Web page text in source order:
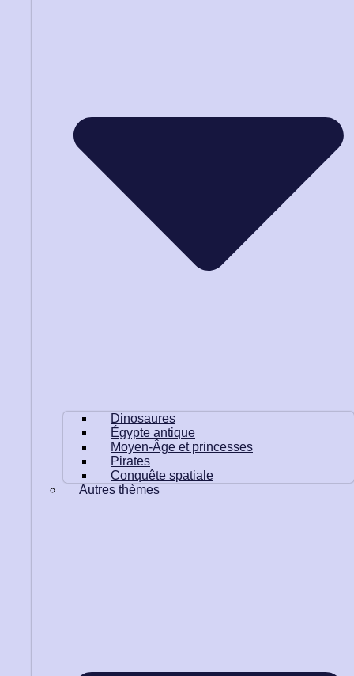
Dinosaures
Égypte antique
Moyen-Âge et princesses
Pirates
Conquête spatiale
Autres thèmes